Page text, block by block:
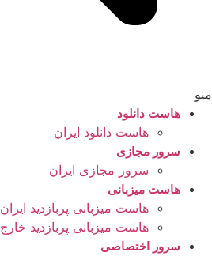
منو
هاست دانلود
هاست دانلود ایران
سرور مجازی
سرور مجازی ایران
هاست میزبانی
هاست میزبانی پربازدید ایران
هاست میزبانی پربازدید خارج
سرور اختصاصی